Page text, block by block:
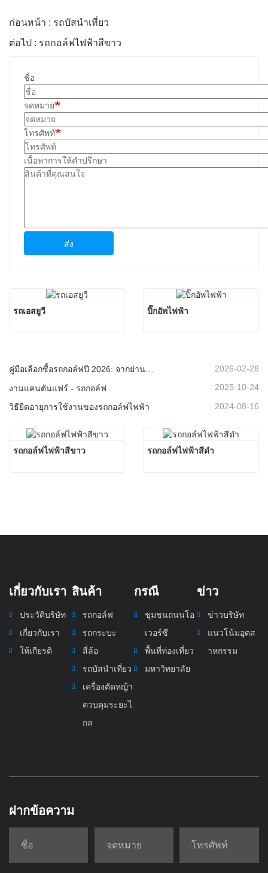
ก่อนหน้า : รถบัสนำเที่ยว
ต่อไป : รถกอล์ฟไฟฟ้าสีขาว
ชื่อ
จดหมาย
โทรศัพท์
เนื้อหาการให้คำปรึกษา
ส่ง
รถเอสยูวี ปิ๊กอัพไฟฟ้า
คู่มือเลือกซื้อรถกอล์ฟปี 2026: จากย่านที่อยู่อาศัยไปจนถึงรีสอร์ท - จะเลือกยานพาหนะอเนกประสงค์ที่เหมาะสมได้อย่างไร? 2026-02-28
งานแคนตันแฟร์ - รถกอล์ฟ 2025-10-24
วิธียืดอายุการใช้งานของรถกอล์ฟไฟฟ้า 2024-08-16
รถกอล์ฟไฟฟ้าสีขาว รถกอล์ฟไฟฟ้าสีดำ
เกี่ยวกับเรา
ประวัติบริษัท
เกี่ยวกับเรา
ให้เกียรติ
สินค้า
รถกอล์ฟ
รถกระบะ
สี่ล้อ
รถบัสนำเที่ยว
เครื่องตัดหญ้า
ควบคุมระยะไ
กล
กรณี
ชุมชนถนนโอ
เวอร์ซี
พื้นที่ท่องเที่ยว
มหาวิทยาลัย
ข่าว
ข่าวบริษัท
แนวโน้มอุตส
าหกรรม
ฝากข้อความ